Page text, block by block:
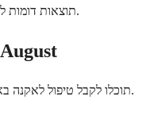
תוצאות דומות להערכות פנים אל פנים עבור מטופלים רבים.
קבלת טיפול לאקנה בגב עם August
, תוכלו לקבל טיפול לאקנה באינטרנט.